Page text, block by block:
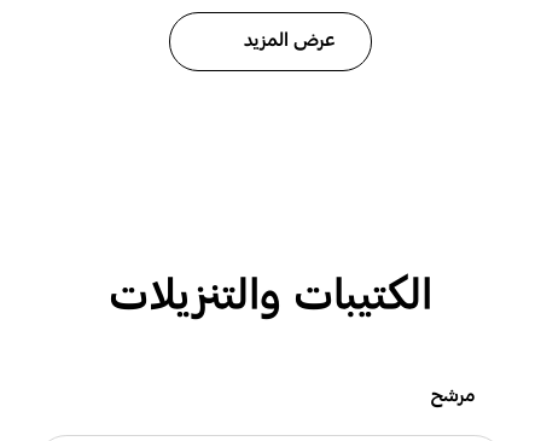
عرض المزيد
الكتيبات والتنزيلات
مرشح